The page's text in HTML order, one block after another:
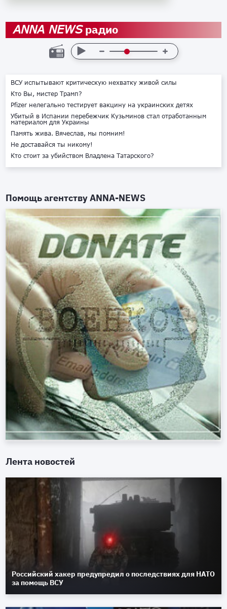
ANNA NEWSрадио
ВСУ испытывают критическую нехватку живой силы
Кто Вы, мистер Трамп?
Pfizer нелегально тестирует вакцину на украинских детях
Убитый в Испании перебежчик Кузьминов стал отработанным
материалом для Украины
Память жива. Вячеслав, мы помним!
Не доставайся ты никому!
Кто стоит за убийством Владлена Татарского?
Помощь агентствуANNA-NEWS
Лента новостей
Российский хакер предупредил о последствиях для НАТО
за помощь ВСУ